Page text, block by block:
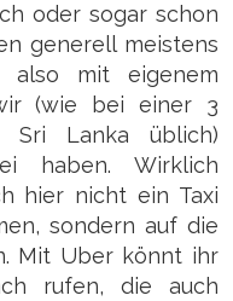
oder sogar schon
generell meistens
also mit eigenem
(wie bei einer 3
Sri Lanka üblich)
haben. Wirklich
hier nicht ein Taxi
sondern auf die
Mit Uber könnt ihr
rufen, die auch